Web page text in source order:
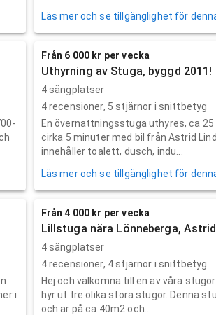
Läs mer och se tillgänglighet för
Från 6 000 kr per vecka
Uthyrning av Stuga, byggd 2011!
4 sängplatser
4recensioner, 5 stjärnor i snittbetyg
En övernattningsstuga uthyres, ca
cirka 5 minuter med bil från Astrid
innehåller toalett, dusch, indu...
Läs mer och se tillgänglighet för
i
Från 4 000 kr per vecka
Lillstuga nära Lönneberga,
4 sängplatser
4recensioner, 4 stjärnor i snittbetyg
Hej och välkomna till en av våra
hyr ut tre olika stora stugor. Denna
och är på ca 40m2 och...